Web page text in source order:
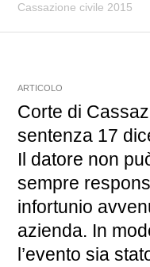
Cassazione civile 2015
ARTICOLO
Corte di
sentenza 17
Il datore non
sempre
infortunio
azienda. In
l’evento sia